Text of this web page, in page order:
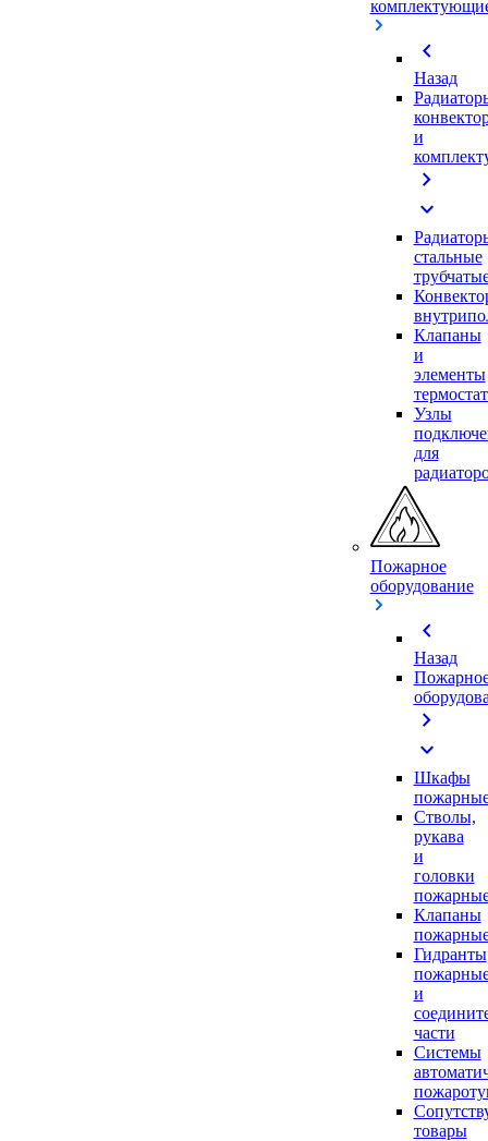
chevron_left
Назад
и
chevron_right
expand_more
стальные
Клапаны
и
элементы
Узлы
для
Пожарное
оборудование
chevron_left
Назад
chevron_right
expand_more
Шкафы
Стволы,
рукава
и
головки
Клапаны
Гидранты
и
части
Системы
товары